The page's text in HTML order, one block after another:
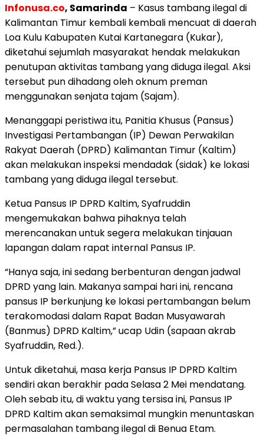
Infonusa.co, Samarinda – Kasus tambang ilegal di
Kalimantan Timur kembali kembali mencuat di daerah
Loa Kulu Kabupaten Kutai Kartanegara (Kukar),
diketahui sejumlah masyarakat hendak melakukan
penutupan aktivitas tambang yang diduga ilegal. Aksi
tersebut pun dihadang oleh oknum preman
menggunakan senjata tajam (Sajam).
Menanggapi peristiwa itu, Panitia Khusus (Pansus)
Investigasi Pertambangan (IP) Dewan Perwakilan
Rakyat Daerah (DPRD) Kalimantan Timur (Kaltim)
akan melakukan inspeksi mendadak (sidak) ke lokasi
tambang yang diduga ilegal tersebut.
Ketua Pansus IP DPRD Kaltim, Syafruddin
mengemukakan bahwa pihaknya telah
merencanakan untuk segera melakukan tinjauan
lapangan dalam rapat internal Pansus IP.
“Hanya saja, ini sedang berbenturan dengan jadwal
DPRD yang lain. Makanya sampai hari ini, rencana
pansus IP berkunjung ke lokasi pertambangan belum
terakomodasi dalam Rapat Badan Musyawarah
(Banmus) DPRD Kaltim,” ucap Udin (sapaan akrab
Syafruddin, Red.).
Untuk diketahui, masa kerja Pansus IP DPRD Kaltim
sendiri akan berakhir pada Selasa 2 Mei mendatang.
Oleh sebab itu, di waktu yang tersisa ini, Pansus IP
DPRD Kaltim akan semaksimal mungkin menuntaskan
permasalahan tambang ilegal di Benua Etam.